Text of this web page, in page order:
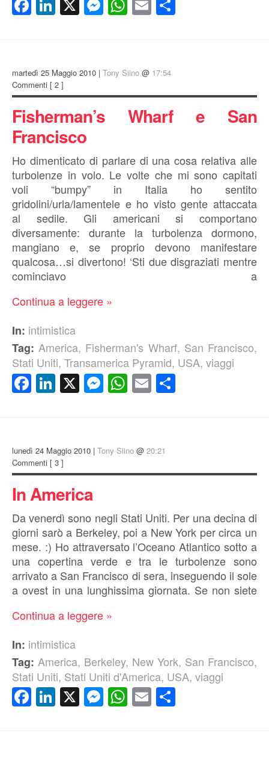
Facebook
LinkedIn
X Messenger
WhatsApp
Email
martedì 25 Maggio 2010 | Tony Siino @ 17:54
Commenti [ 2 ]
Fisherman’s Wharf e San
Francisco
Ho dimenticato di parlare di una cosa relativa alle
turbolenze in volo. Le volte che mi sono capitati
voli “bumpy” in Italia ho sentito
gridolini/urla/lamentele e ho visto gente attaccata
al sedile. Gli americani si comportano
diversamente: durante la turbolenza dormono,
mangiano e, se proprio devono manifestare
qualcosa…si divertono! ‘Sti due disgraziati mentre
cominciavo a
Continua a leggere »
In: intimistica
Tag: America, Fisherman's Wharf, San Francisco,
Stati Uniti, Transamerica Pyramid, USA, viaggi
Facebook
LinkedIn
X Messenger
WhatsApp
Email
lunedì 24 Maggio 2010 | Tony Siino @ 20:21
Commenti [ 3 ]
In America
Da venerdì sono negli Stati Uniti. Per una decina di
giorni sarò a Berkeley, poi a New York per circa un
mese. :) Ho attraversato l’Oceano Atlantico sotto a
una copertina verde e tra le turbolenze sono
arrivato a San Francisco di sera, inseguendo il sole
a ovest in una lunghissima giornata. Se non siete
Continua a leggere »
In: intimistica
Tag: America, Berkeley, New York, San Francisco,
Stati Uniti, Stati Uniti d'America, USA, viaggi
Facebook
LinkedIn
X Messenger
WhatsApp
Email